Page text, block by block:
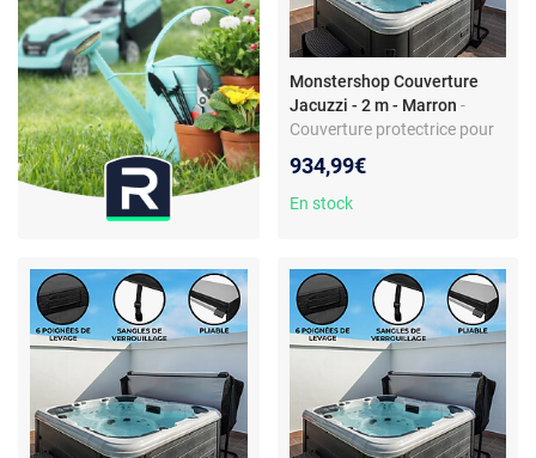
Monstershop Couverture
Jacuzzi - 2 m - Marron -
Couverture protectrice pour
Marron
934,99€
En stock